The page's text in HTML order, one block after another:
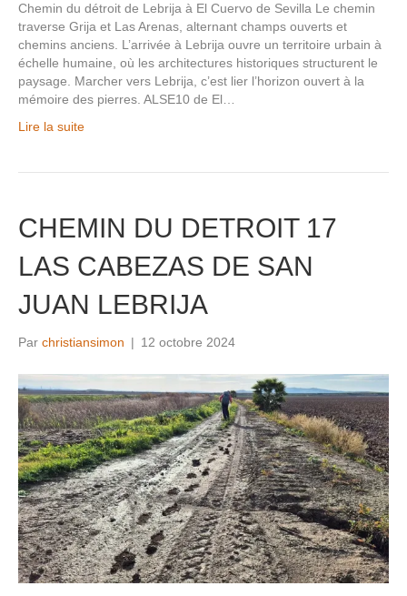
Chemin du détroit de Lebrija à El Cuervo de Sevilla Le chemin
traverse Grija et Las Arenas, alternant champs ouverts et
chemins anciens. L’arrivée à Lebrija ouvre un territoire urbain à
échelle humaine, où les architectures historiques structurent le
paysage. Marcher vers Lebrija, c’est lier l’horizon ouvert à la
mémoire des pierres. ALSE10 de El…
Lire la suite
CHEMIN DU DETROIT 17
LAS CABEZAS DE SAN
JUAN LEBRIJA
Par christiansimon | 12 octobre 2024